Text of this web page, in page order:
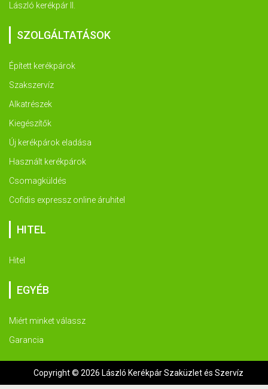
László kerékpár II.
SZOLGÁLTATÁSOK
Épített kerékpárok
Szakszervíz
Alkatrészek
Kiegészítők
Új kerékpárok eladása
Használt kerékpárok
Csomagküldés
Cofidis expressz online áruhitel
HITEL
Hitel
EGYÉB
Miért minket válassz
Garancia
Copyright © 2026 László Kerékpár Szaküzlet és Szervíz